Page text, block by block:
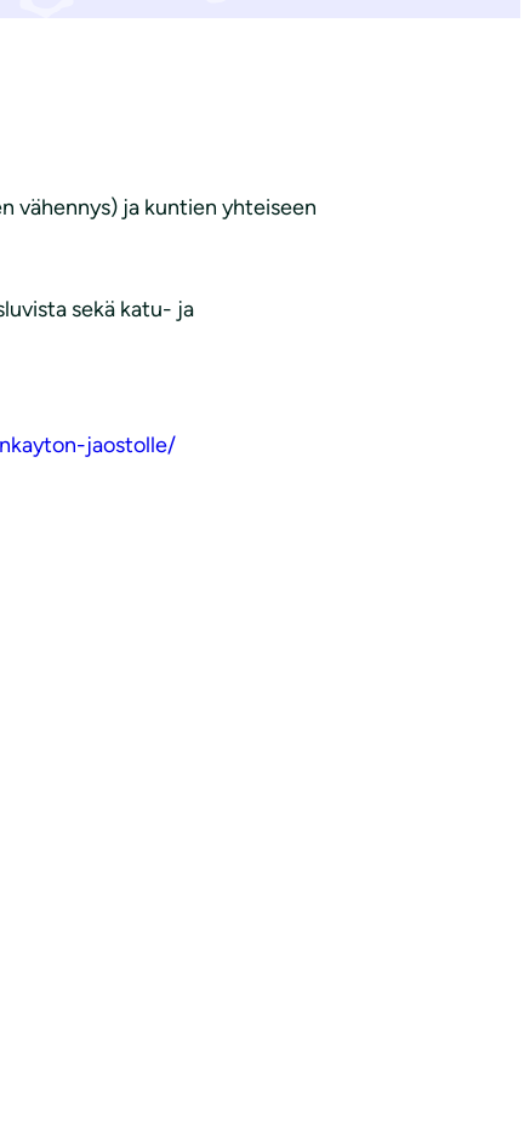
vähennys) ja kuntien yhteiseen
sekä katu- ja
jaostolle/